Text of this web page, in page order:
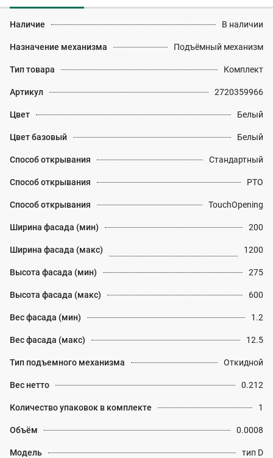
Наличие В наличии
Назначение механизма Подъёмный механизм
Тип товара Комплект
Артикул 2720359966
Цвет Белый
Цвет базовый Белый
Способ открывания Стандартный
Способ открывания PTO
Способ открывания TouchOpening
Ширина фасада (мин) 200
Ширина фасада (макс) 1200
Высота фасада (мин) 275
Высота фасада (макс) 600
Вес фасада (мин) 1.2
Вес фасада (макс) 12.5
Тип подъемного механизма Откидной
Вес нетто 0.212
Количество упаковок в комплекте 1
Объём 0.0008
Модель тип D